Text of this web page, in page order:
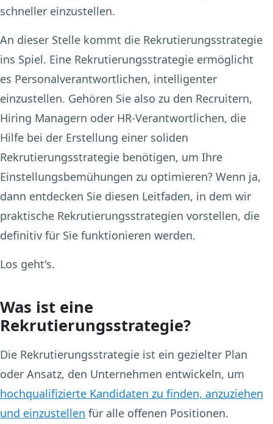
schneller einzustellen.
An dieser Stelle kommt die Rekrutierungsstrategie
ins Spiel. Eine Rekrutierungsstrategie ermöglicht
es Personalverantwortlichen, intelligenter
einzustellen. Gehören Sie also zu den Recruitern,
Hiring Managern oder HR-Verantwortlichen, die
Hilfe bei der Erstellung einer soliden
Rekrutierungsstrategie benötigen, um Ihre
Einstellungsbemühungen zu optimieren? Wenn ja,
dann entdecken Sie diesen Leitfaden, in dem wir
praktische Rekrutierungsstrategien vorstellen, die
definitiv für Sie funktionieren werden.
Los geht's.
Was ist eine
Rekrutierungsstrategie?
Die Rekrutierungsstrategie ist ein gezielter Plan
oder Ansatz, den Unternehmen entwickeln, um
hochqualifizierte Kandidaten zu finden, anzuziehen
und einzustellen für alle offenen Positionen.